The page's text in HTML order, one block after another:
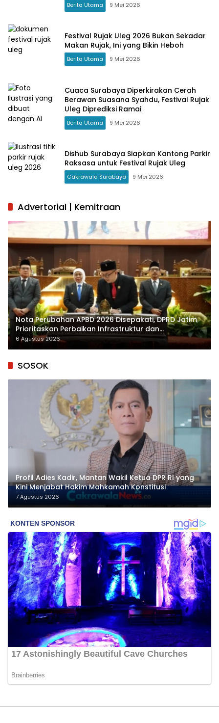
Berita Utama 9 Mei 2026
Festival Rujak Uleg 2026 Bukan Sekadar
Makan Rujak, Ini yang Bikin Heboh
Berita Utama 9 Mei 2026
Cuaca Surabaya Diperkirakan Cerah
Berawan Suasana Syahdu, Festival Rujak
Uleg Diprediksi Ramai
Berita Utama 9 Mei 2026
Dishub Surabaya Siapkan Kantong Parkir
Raksasa untuk Festival Rujak Uleg
Cakrawala Surabaya 9 Mei 2026
Advertorial | Kemitraan
Nota Perubahan APBD 2026 Disepakati, DPRD Jatim
Prioritaskan Perbaikan Infrastruktur dan
Penyelesaian TPG
6 Agustus 2026
SOSOK
Profil Adies Kadir, Mantan Wakil Ketua DPR RI yang
Kini Menjabat Hakim Mahkamah Konstitusi
7 Agustus 2026